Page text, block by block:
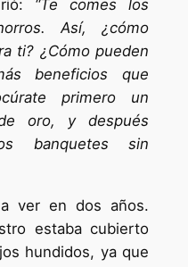
“Te comes los
Así, ¿cómo
ti? ¿Cómo pueden
beneficios que
primero un
oro, y después
banquetes sin
ver en dos años.
estaba cubierto
hundidos, ya que